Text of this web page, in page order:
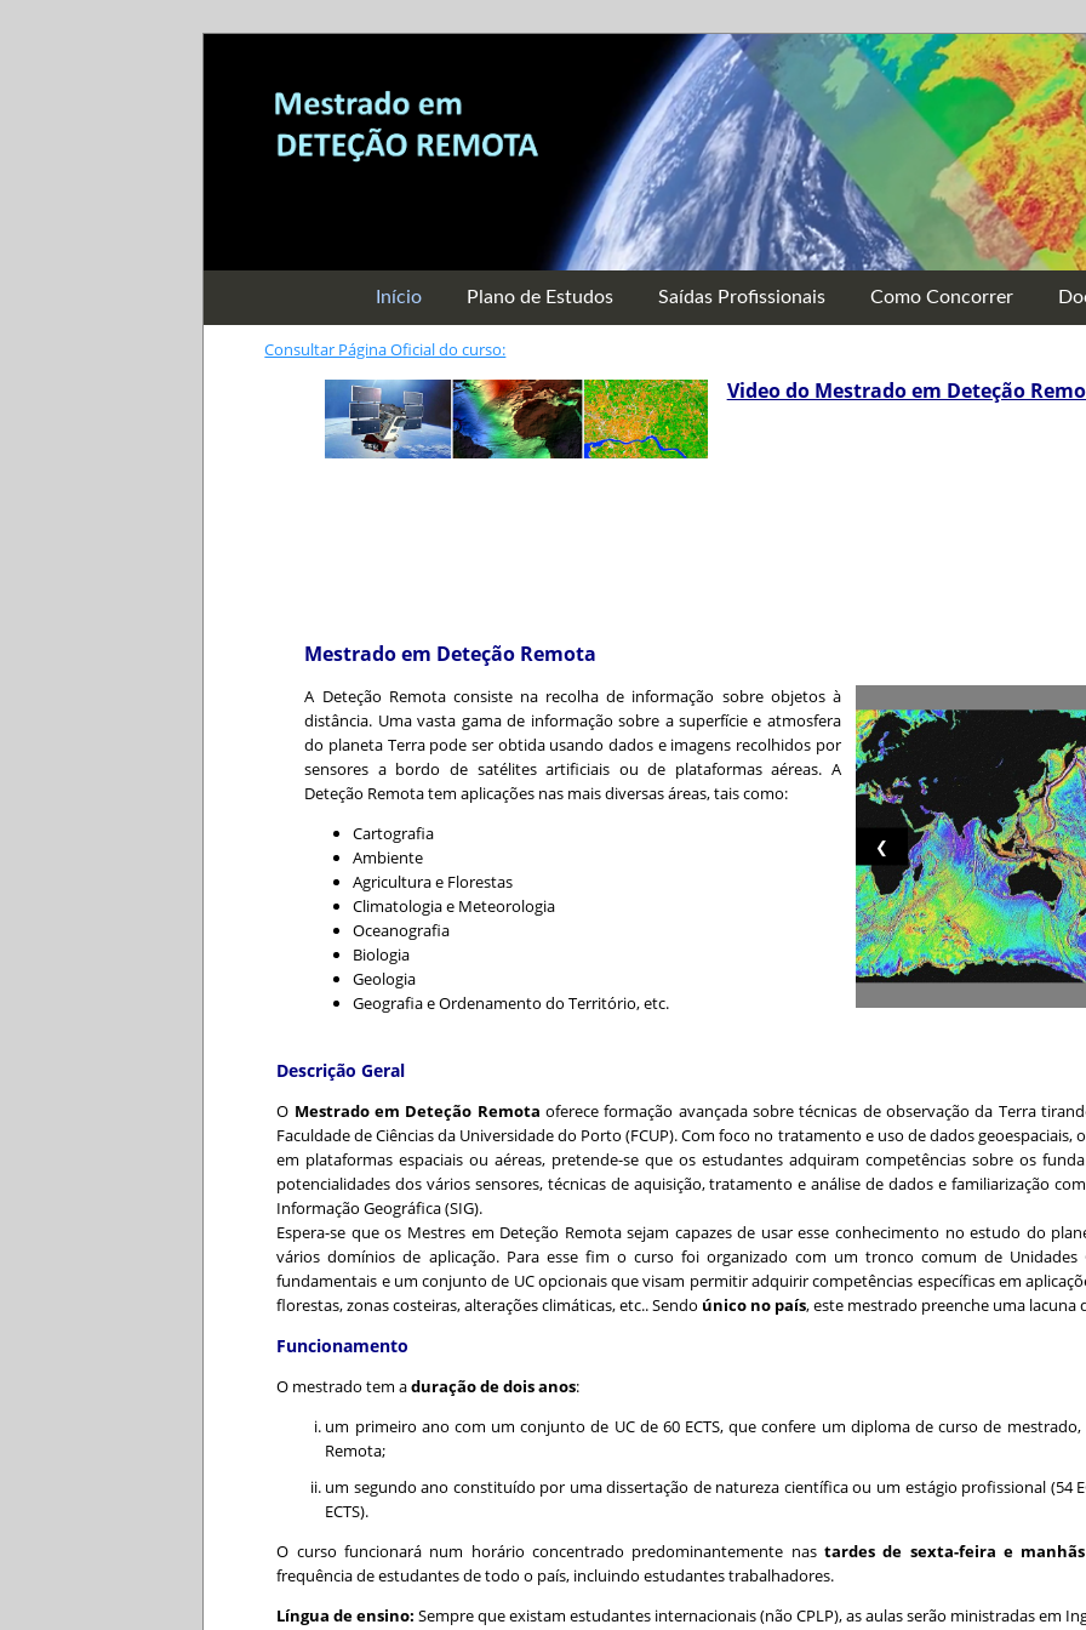
Como Concorrer
Saídas Profissionais
Plano de Estudos
Início
Consultar Página Oficial do curso:
Video do Mestrado em Deteção
Mestrado em Deteção Remota
A Deteção Remota consiste na recolha de informação sobre objetos à
distância. Uma vasta gama de informação sobre a superfície e atmosfera
do planeta Terra pode ser obtida usando dados e imagens recolhidos por
sensores a bordo de satélites artificiais ou de plataformas aéreas. A
Deteção Remota tem aplicações nas mais diversas áreas, tais como:
Cartografia
Ambiente
Agricultura e Florestas
Climatologia e Meteorologia
Oceanografia
Biologia
Geologia
Geografia e Ordenamento do Território, etc.
❮
Descrição Geral
O Mestrado em Deteção Remota oferece formação avançada sobre técnicas de observação da Terra
Faculdade de Ciências da Universidade do Porto (FCUP). Com foco no tratamento e uso de dados geoespaciais,
em plataformas espaciais ou aéreas, pretende-se que os estudantes adquiram competências sobre os
potencialidades dos vários sensores, técnicas de aquisição, tratamento e análise de dados e familiarização
Informação Geográfica (SIG).
Espera-se que os Mestres em Deteção Remota sejam capazes de usar esse conhecimento no estudo do
vários domínios de aplicação. Para esse fim o curso foi organizado com um tronco comum de Unidades
fundamentais e um conjunto de UC opcionais que visam permitir adquirir competências específicas em
florestas, zonas costeiras, alterações climáticas, etc.. Sendo único no país, este mestrado preenche uma lacuna
Funcionamento
O mestrado tem aduração de dois anos:
um primeiro ano com um conjunto de UC de 60 ECTS, que confere um diploma de curso de
Remota;
um segundo ano constituído por uma dissertação de natureza científica ou um estágio profissional (54
ECTS).
O curso funcionará num horário concentrado predominantemente nastardes de sexta-feira e
frequência de estudantes de todo o país, incluindo estudantes trabalhadores.
Língua de ensino: Sempre que existam estudantes internacionais (não CPLP), as aulas serão ministradas em